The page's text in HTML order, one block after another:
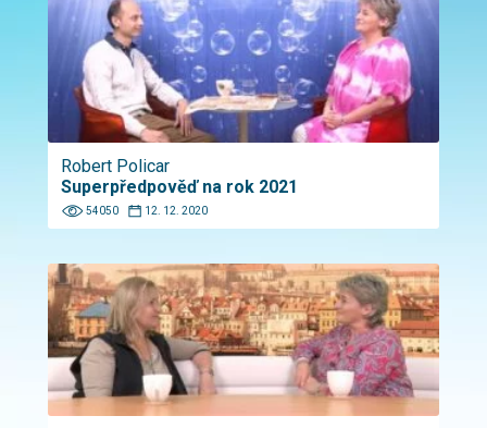
Robert Policar
Superpředpověď na rok 2021
54050 12. 12. 2020